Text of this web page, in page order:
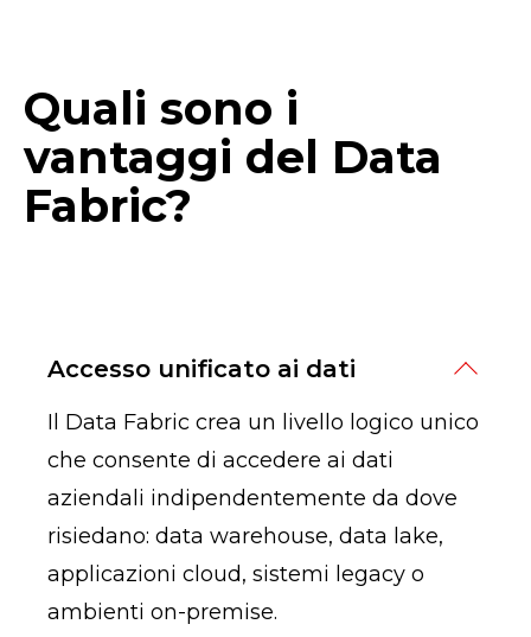
Quali sono i
vantaggi del Data
Fabric?
Accesso unificato ai dati
Il Data Fabric crea un livello logico unico
che consente di accedere ai dati
aziendali indipendentemente da dove
risiedano: data warehouse, data lake,
applicazioni cloud, sistemi legacy o
ambienti on-premise.